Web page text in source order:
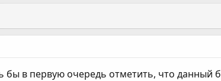
бы в первую очередь отметить, что